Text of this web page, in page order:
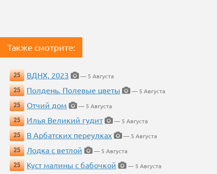
Также смотрите:
25 ВДНХ, 2023
— 5 Августа
25
Полдень. Полевые цветы
— 5 Августа
25
Отчий дом
— 5 Августа
25
Илья Великий гудит
— 5 Августа
25
В Арбатских переулках
— 5 Августа
25
Лодка с ветлой
— 5 Августа
25
Куст малины с бабочкой
— 5 Августа